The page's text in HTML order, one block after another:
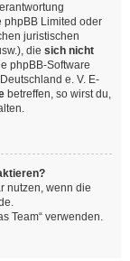
phpBB Limited oder
juristischen
die sich nicht
phpBB-Software
e. V. E-
betreffen, so wirst du,
nutzen, wenn die
Team“ verwenden.